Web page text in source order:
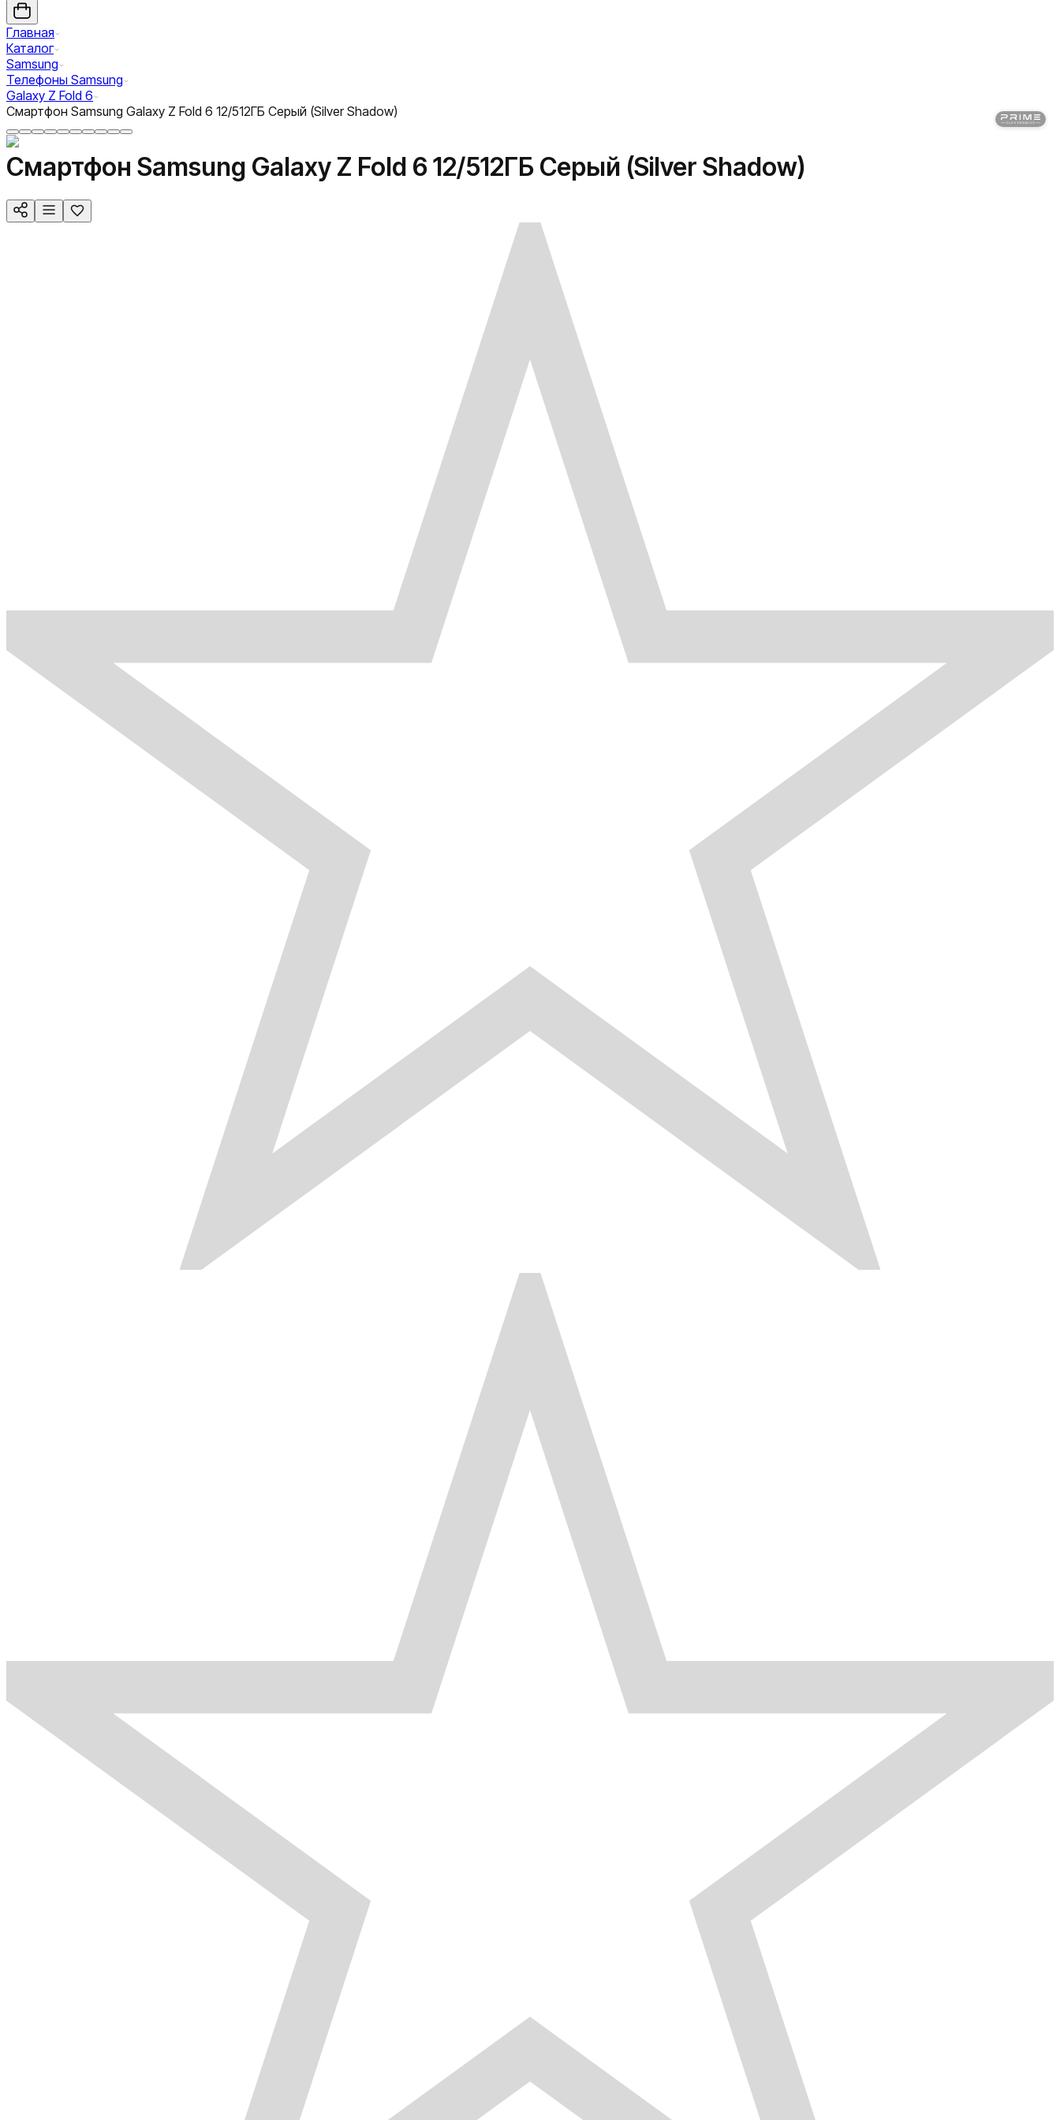
Главная
Каталог
Samsung
Телефоны Samsung
Galaxy Z Fold 6
Смартфон Samsung Galaxy Z Fold 6 12/512ГБ Серый (Silver Shadow)
Смартфон Samsung Galaxy Z Fold 6 12/512ГБ Серый (Silver Shadow)